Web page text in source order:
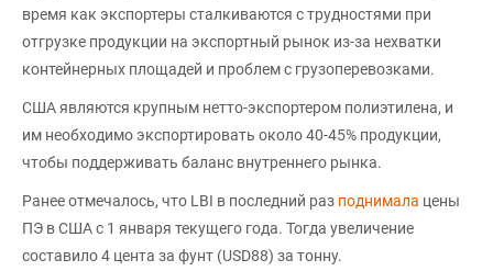
время как экспортеры сталкиваются с трудностями при
отгрузке продукции на экспортный рынок из-за нехватки
контейнерных площадей и проблем с грузоперевозками.
США являются крупным нетто-экспортером полиэтилена, и
им необходимо экспортировать около 40-45% продукции,
чтобы поддерживать баланс внутреннего рынка.
Ранее отмечалось, что LBI в последний раз поднимала цены
ПЭ в США с 1 января текущего года. Тогда увеличение
составило 4 цента за фунт (USD88) за тонну.